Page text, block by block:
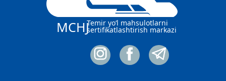
MCHJTemir yo‘l mahsulotlarni
sertifikatlashtirish markazi